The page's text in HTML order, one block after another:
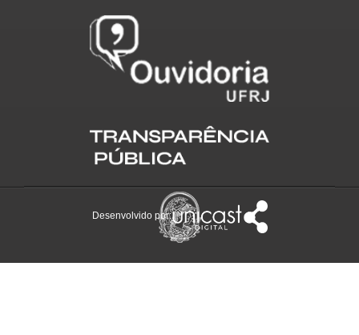
Desenvolvido por: